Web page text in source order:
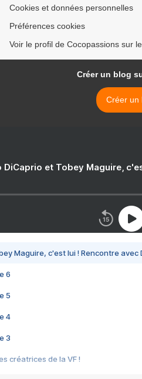
Cookies et données personnelles
Préférences cookies
Voir le profil de Cocopassions sur
Créer un blog
Créer un
DiCaprio et Tobey Maguire,
Maguire, c'est lui ! Rencontre avec
6
5
4
3
créatrices de la VF !